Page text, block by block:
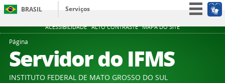
ACESSIBILIDADE ALTO CONTRASTE MAPA DO SITE
BRASIL
Serviços
Participe
Legislação
Canais
Página
Servidor do IFMS
INSTITUTO FEDERAL DE MATO GROSSO DO SUL